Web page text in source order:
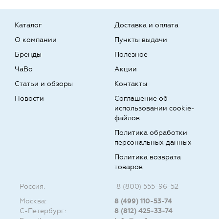
Каталог
О компании
Бренды
Доставка и оплата
Пункты выдачи
Полезное
ЧаВо
Статьи и обзоры
Новости
Акции
Контакты
Соглашение об
использовании cookie-
файлов
Политика обработки
персональных данных
Политика возврата
товаров
Россия:
8 (800) 555-96-52
Москва:
8 (499) 110-53-74
С-Петербург:
8 (812) 425-33-74